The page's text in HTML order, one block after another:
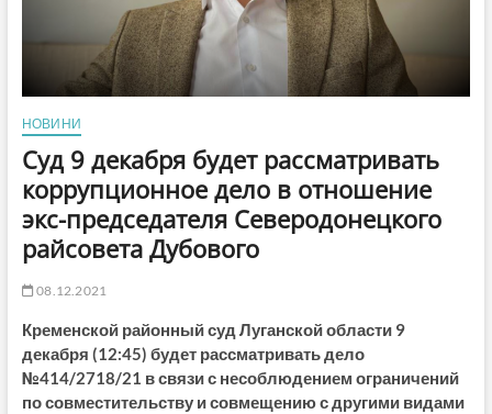
НОВИНИ
Суд 9 декабря будет рассматривать
коррупционное дело в отношение
экс-председателя Северодонецкого
райсовета Дубового
08.12.2021
Кременской районный суд Луганской области 9
декабря (12:45) будет рассматривать дело
№414/2718/21 в связи с несоблюдением ограничений
по совместительству и совмещению с другими видами